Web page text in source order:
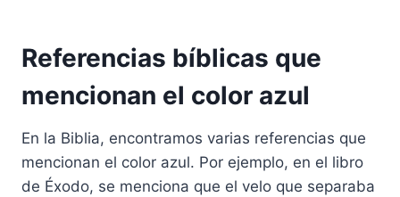
Referencias bíblicas que
mencionan el color azul
En la Biblia, encontramos varias referencias que
mencionan el color azul. Por ejemplo, en el libro
de Éxodo, se menciona que el velo que separaba